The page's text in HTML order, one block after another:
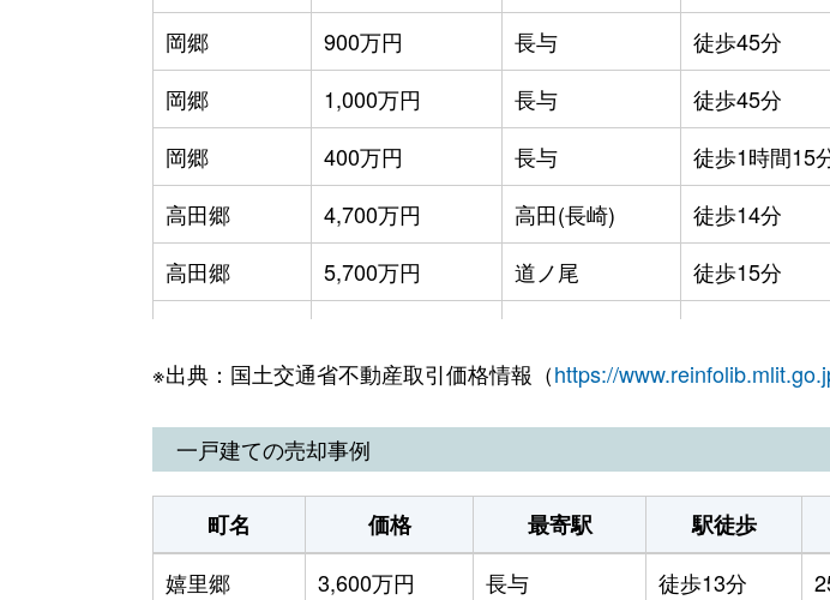
岡郷
900万円 長与 徒歩45分
岡郷
1,000万円 長与 徒歩45分
岡郷
400万円 長与 徒歩1時間15
高田郷
4,700万円 高田(長崎) 徒歩14分
高田郷
5,700万円 道ノ尾 徒歩15分
高田郷
1,100万円 道ノ尾 徒歩14分
高田郷
2,500万円
高田郷
1,300万円 道ノ尾 徒歩20分
高田郷
2,000万円 道ノ尾 徒歩45分
※出典：国土交通省不動産取引価格情報（https://
一戸建ての売却事例
町名 価格 最寄駅 駅徒歩
嬉里郷
3,600万円 長与 徒歩13分